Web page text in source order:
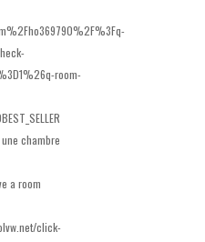
room-
chambre
a room
click-